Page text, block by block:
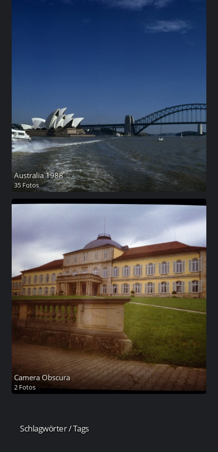
Australia 1988
35 Fotos
Camera Obscura
2 Fotos
Schlagwörter / Tags